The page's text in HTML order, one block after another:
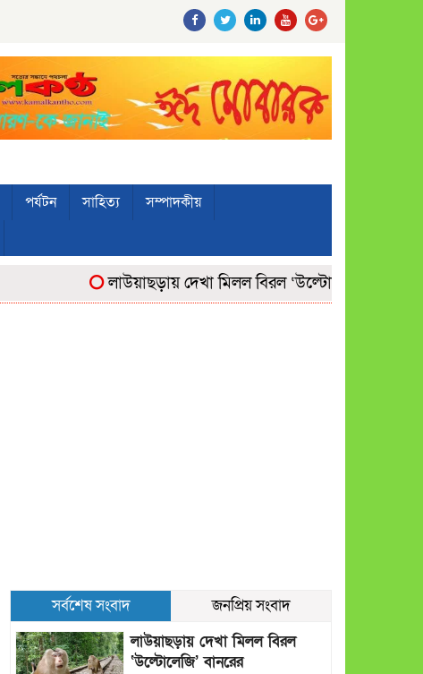
পর্যটন সাহিত্য
সম্পাদকীয়
লাউয়াছড়ায় দেখা মিলল বিরল ‘উল্টোলেজি’ বানরের
সর্বশেষ সংবাদ
জনপ্রিয় সংবাদ
লাউয়াছড়ায় দেখা মিলল বিরল
‘উল্টোলেজি’ বানরের